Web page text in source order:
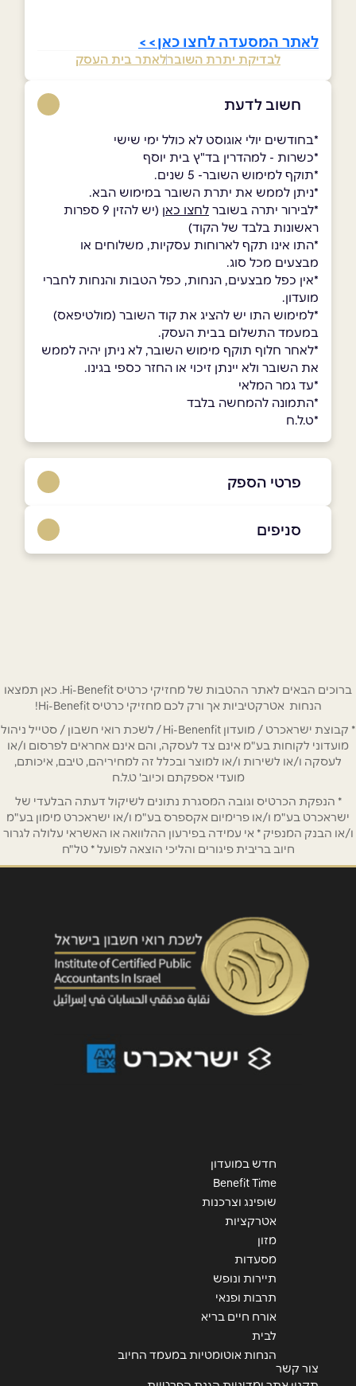
לאתר המסעדה לחצו כאן>>
לבדיקת יתרת השוברלאתר בית העסק
חשוב לדעת
*בחודשים יולי אוגוסט לא כולל ימי שישי
*כשרות - למהדרין בד"ץ בית יוסף
*תוקף למימוש השובר- 5 שנים.
*ניתן לממש את יתרת השובר במימוש הבא.
*לבירור יתרה בשובר לחצו כאן
(יש להזין 9 ספרות
ראשונות בלבד של הקוד)
*התו אינו תקף לארוחות עסקיות, משלוחים או
מבצעים מכל סוג.
*אין כפל מבצעים, הנחות, כפל הטבות והנחות לחברי
מועדון.
*למימוש התו יש להציג את קוד השובר (מולטיפאס)
במעמד התשלום בבית העסק.
*לאחר חלוף תוקף מימוש השובר, לא ניתן יהיה לממש
את השובר ולא יינתן זיכוי או החזר כספי בגינו.
*עד גמר המלאי
*התמונה להמחשה בלבד
*ט.ל.ח
פרטי הספק
באתר בפייסבוק באינסטגרם
טלפון*
אימייל *
אנא חזרו אלי בקשר ל...
הודעה *
שליחה
סניפים
ברוכים הבאים לאתר ההטבות של מחזיקי כרטיס Hi-Benefit. כאן תמצאו
הנחות אטרקטיביות אך ורק לכם מחזיקי כרטיס Hi-Benefit!
* קבוצת ישראכרט / מועדון Hi-Benenfit / לשכת רואי חשבון / סטייל ניהול
מועדוני לקוחות בע"מ אינם צד לעסקה, והם אינם אחראים לפרסום ו/או
לעסקה ו/או לשירות ו/או למוצר ובכלל זה למחיריהם, טיבם, איכותם,
מועדי אספקתם וכיוב' ט.ל.ח
* הנפקת הכרטיס וגובה המסגרת נתונים לשיקול דעתה הבלעדי של
ישראכרט בע"מ ו/או פרימיום אקספרס בע"מ ו/או ישראכרט מימון בע"מ
ו/או הבנק המנפיק * אי עמידה בפירעון ההלוואה או האשראי עלולה לגרור
חיוב בריבית פיגורים והליכי הוצאה לפועל * טל"ח
חדש במועדון
Benefit Time
שופינג וצרכנות
אטרקציות
מזון
מסעדות
תיירות ונופש
תרבות ופנאי
אורח חיים בריא
לבית
הנחות אוטומטיות במעמד החיוב
צור קשר